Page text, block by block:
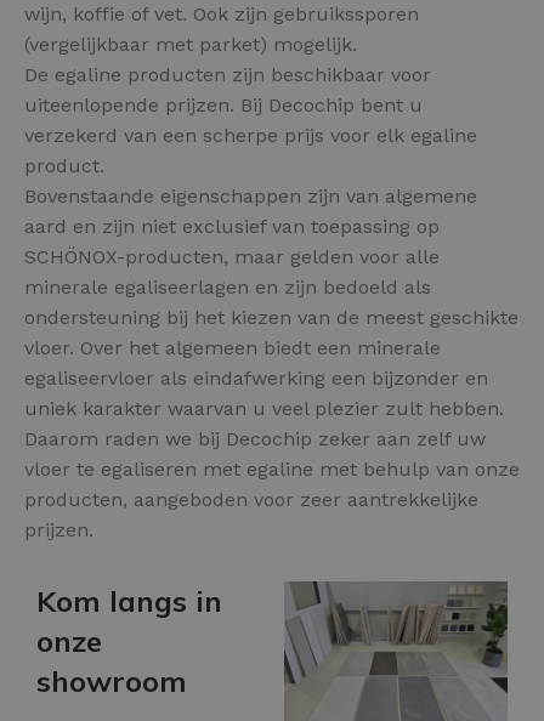
wijn, koffie of vet. Ook zijn gebruikssporen
(vergelijkbaar met parket) mogelijk.
De egaline producten zijn beschikbaar voor
uiteenlopende prijzen. Bij Decochip bent u
verzekerd van een scherpe prijs voor elk egaline
product.
Bovenstaande eigenschappen zijn van algemene
aard en zijn niet exclusief van toepassing op
SCHÖNOX-producten, maar gelden voor alle
minerale egaliseerlagen en zijn bedoeld als
ondersteuning bij het kiezen van de meest geschikte
vloer. Over het algemeen biedt een minerale
egaliseervloer als eindafwerking een bijzonder en
uniek karakter waarvan u veel plezier zult hebben.
Daarom raden we bij Decochip zeker aan zelf uw
vloer te egaliseren met egaline met behulp van onze
producten, aangeboden voor zeer aantrekkelijke
prijzen.
Kom langs in
onze
showroom